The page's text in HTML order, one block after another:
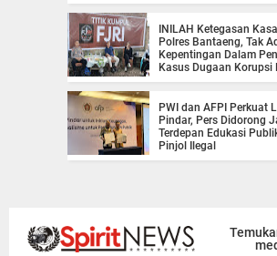
INILAH Ketegasan
Polres Bantaeng, Tak
Kepentingan Dalam
Kasus Dugaan Korupsi
PWI dan AFPI Perkuat
Pindar, Pers Didorong
Terdepan Edukasi
Pinjol Ilegal